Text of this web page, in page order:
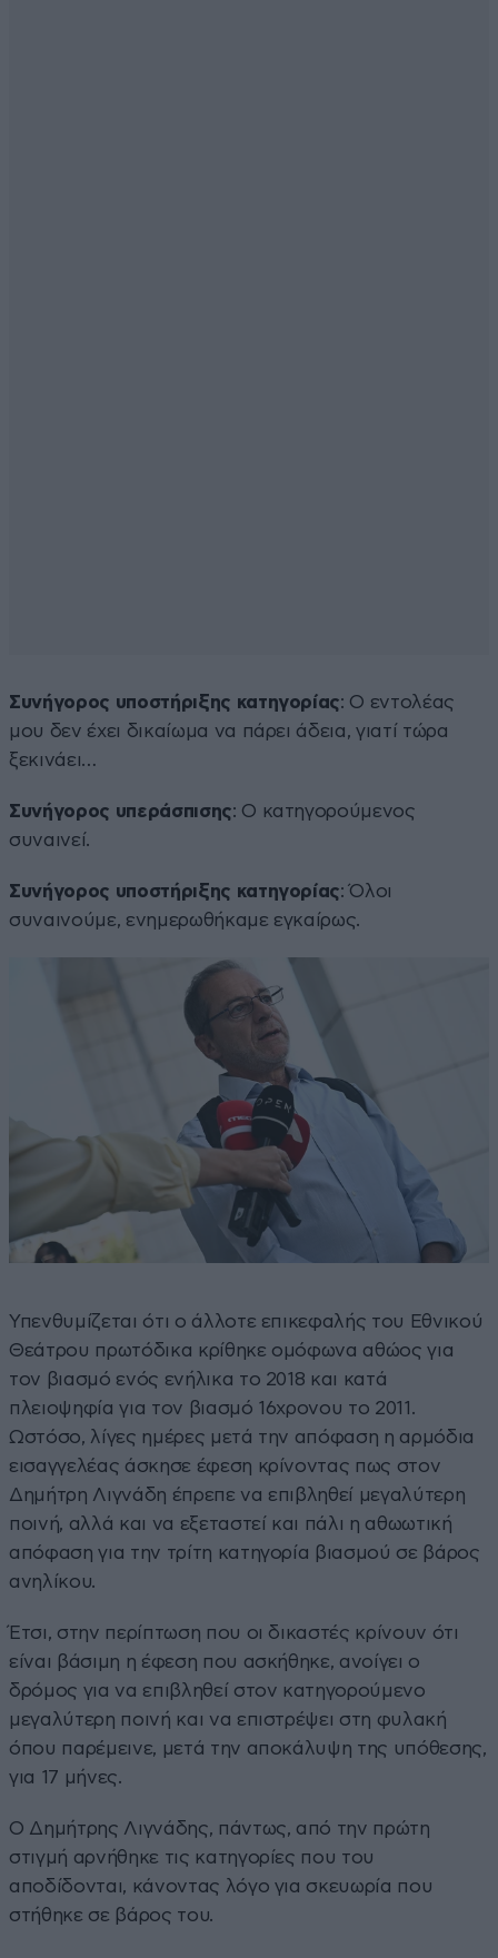
Συνήγορος υποστήριξης κατηγορίας: Ο εντολέας
μου δεν έχει δικαίωμα να πάρει άδεια, γιατί τώρα
ξεκινάει…
Συνήγορος υπεράσπισης: Ο κατηγορούμενος
συναινεί.
Συνήγορος υποστήριξης κατηγορίας: Όλοι
συναινούμε, ενημερωθήκαμε εγκαίρως.
Υπενθυμίζεται ότι ο άλλοτε επικεφαλής του Εθνικού
Θεάτρου πρωτόδικα κρίθηκε ομόφωνα αθώος για
τον βιασμό ενός ενήλικα το 2018 και κατά
πλειοψηφία για τον βιασμό 16χρονου το 2011.
Ωστόσο, λίγες ημέρες μετά την απόφαση η αρμόδια
εισαγγελέας άσκησε έφεση κρίνοντας πως στον
Δημήτρη Λιγνάδη έπρεπε να επιβληθεί μεγαλύτερη
ποινή, αλλά και να εξεταστεί και πάλι η αθωωτική
απόφαση για την τρίτη κατηγορία βιασμού σε βάρος
ανηλίκου.
Έτσι, στην περίπτωση που οι δικαστές κρίνουν ότι
είναι βάσιμη η έφεση που ασκήθηκε, ανοίγει ο
δρόμος για να επιβληθεί στον κατηγορούμενο
μεγαλύτερη ποινή και να επιστρέψει στη φυλακή
όπου παρέμεινε, μετά την αποκάλυψη της υπόθεσης,
για 17 μήνες.
Ο Δημήτρης Λιγνάδης, πάντως, από την πρώτη
στιγμή αρνήθηκε τις κατηγορίες που του
αποδίδονται, κάνοντας λόγο για σκευωρία που
στήθηκε σε βάρος του.